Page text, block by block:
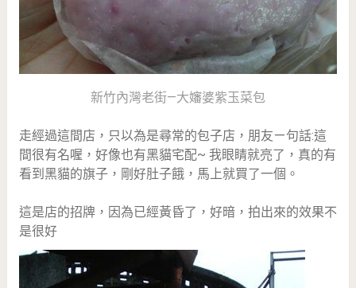
新竹內灣老街—大嬸婆紫玉菜包
走經過這間店，只以為是尋常的包子店，朋友ㄧ句話:這
間很有名喔，好像也有黑貓宅配~ 我眼睛就亮了，真的有
看到黑貓的旗子，剛好肚子餓，馬上就買了一個。
這是店的招牌，因為已經黃昏了，好暗，拍出來的效果不
是很好